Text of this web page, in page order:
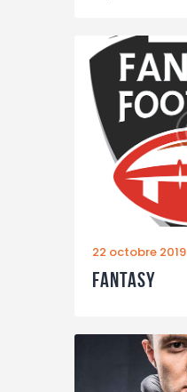
22 octobre 2019
Fantasy